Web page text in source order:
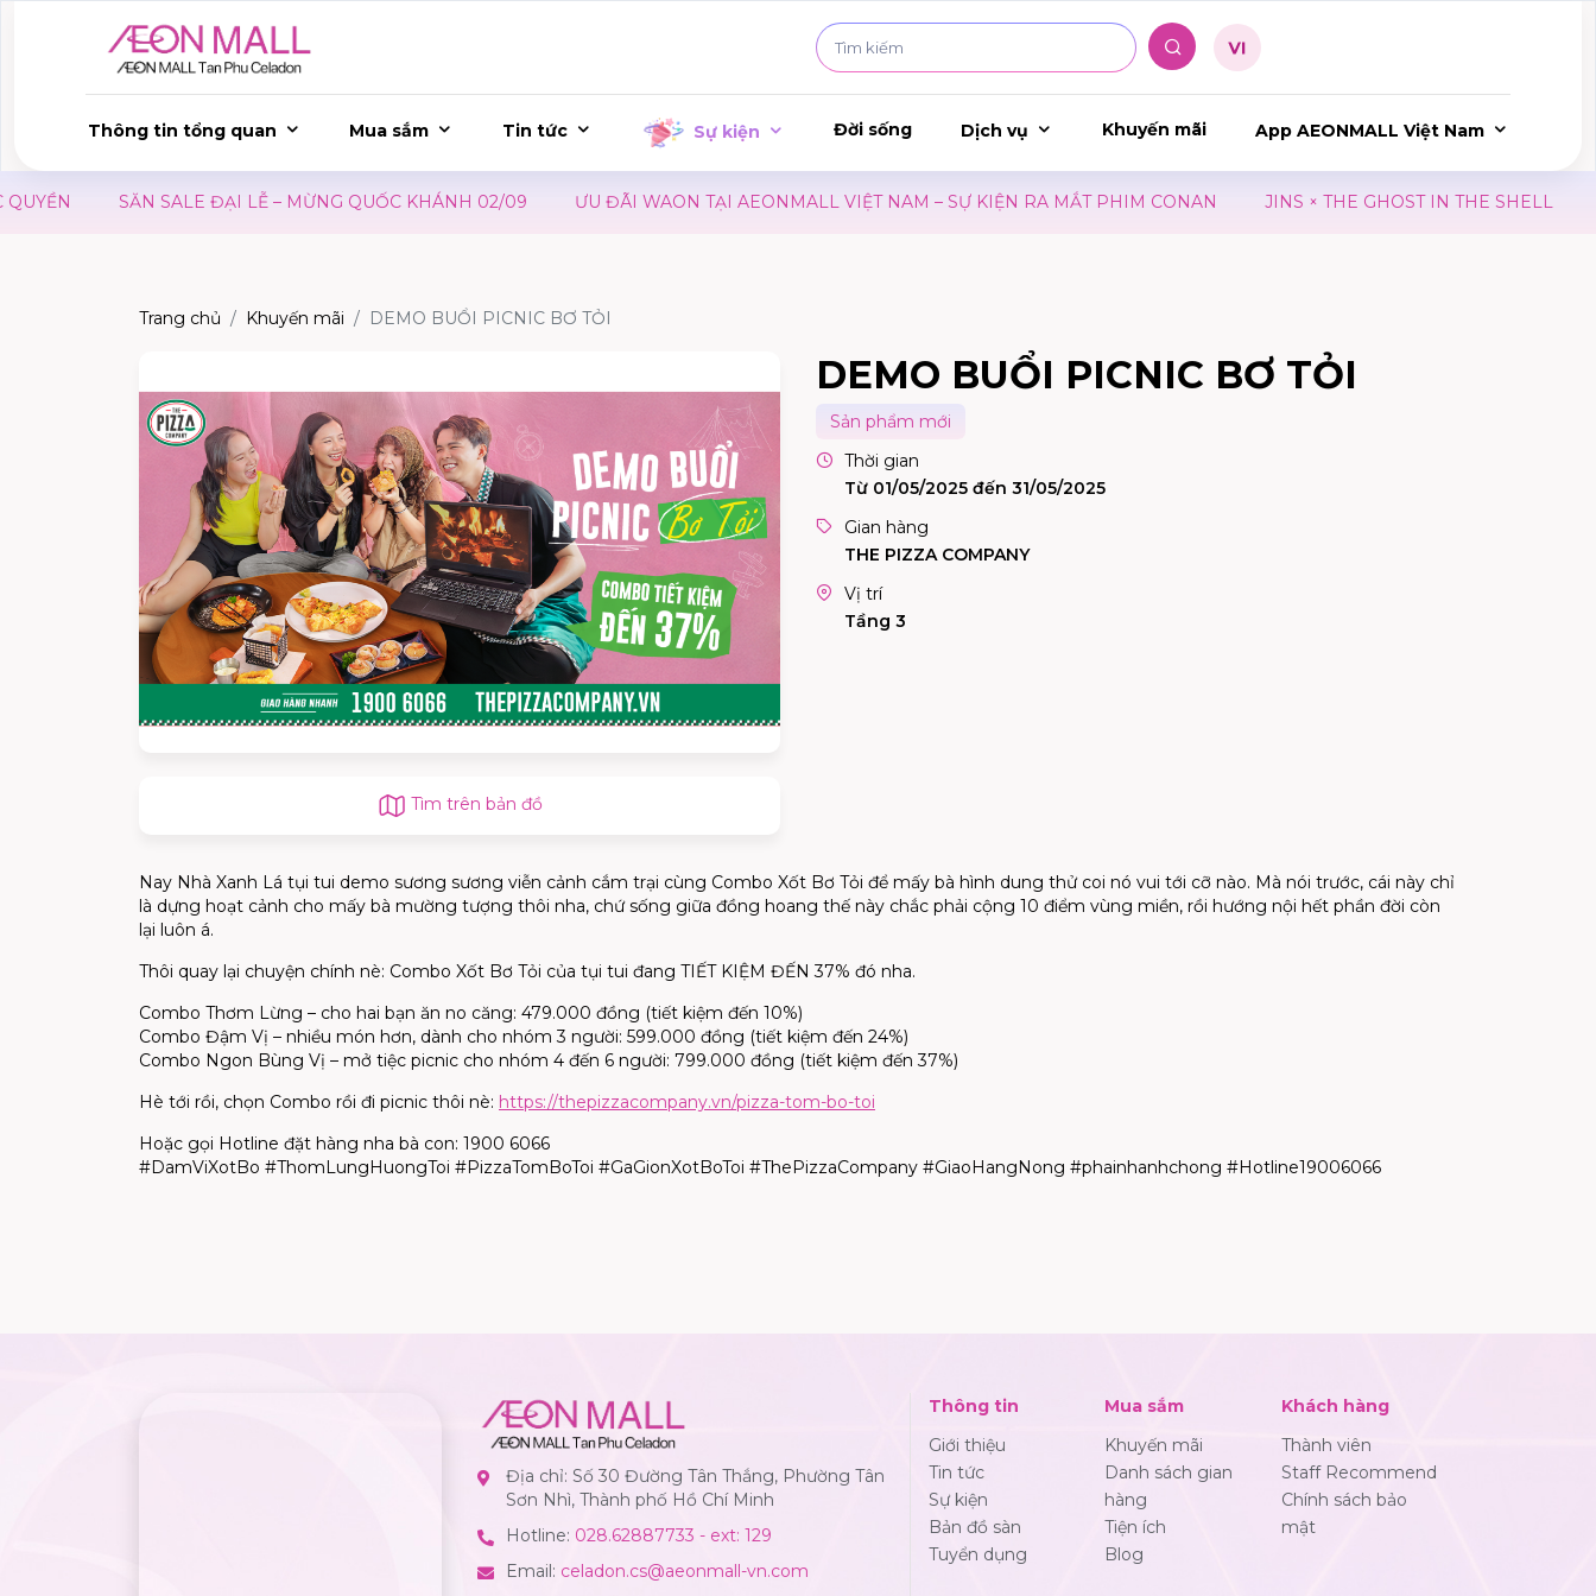
Thông tin tổng quan Mua sắm Tin tức Sự kiện Đời sống Dịch vụ Khuyến mãi App AEONMALL Việt Nam
SĂN SALE ĐẠI LỄ – MỪNG QUỐC KHÁNH 02/09 ƯU ĐÃI WAON TẠI AEONMALL VIỆT NAM – SỰ KIỆN RA MẮT PHIM CONAN JINS × THE GHOST IN THE SHELL
Trang chủ Khuyến mãi DEMO BUỔI PICNIC BƠ TỎI
Tìm trên bản đồ
DEMO BUỔI PICNIC BƠ TỎI
Sản phẩm mới
Thời gian
Từ 01/05/2025 đến 31/05/2025
Gian hàng
THE PIZZA COMPANY
Vị trí
Tầng 3
Nay Nhà Xanh Lá tụi tui demo sương sương viễn cảnh cắm trại cùng Combo Xốt Bơ Tỏi để mấy bà hình dung thử coi nó vui tới cỡ nào. Mà nói trước, cái này chỉ
là dựng hoạt cảnh cho mấy bà mường tượng thôi nha, chứ sống giữa đồng hoang thế này chắc phải cộng 10 điểm vùng miền, rồi hướng nội hết phần đời còn
lại luôn á.
Thôi quay lại chuyện chính nè: Combo Xốt Bơ Tỏi của tụi tui đang TIẾT KIỆM ĐẾN 37% đó nha.
Combo Thơm Lừng – cho hai bạn ăn no căng: 479.000 đồng (tiết kiệm đến 10%)
Combo Đậm Vị – nhiều món hơn, dành cho nhóm 3 người: 599.000 đồng (tiết kiệm đến 24%)
Combo Ngon Bùng Vị – mở tiệc picnic cho nhóm 4 đến 6 người: 799.000 đồng (tiết kiệm đến 37%)
Hè tới rồi, chọn Combo rồi đi picnic thôi nè: https://thepizzacompany.vn/pizza-tom-bo-toi
Hoặc gọi Hotline đặt hàng nha bà con: 1900 6066
#DamViXotBo #ThomLungHuongToi #PizzaTomBoToi #GaGionXotBoToi #ThePizzaCompany #GiaoHangNong #phainhanhchong #Hotline19006066
Địa chỉ: Số 30 Đường Tân Thắng, Phường Tân
Sơn Nhì, Thành phố Hồ Chí Minh
Hotline: 028.62887733 - ext: 129
Email: celadon.cs@aeonmall-vn.com
Thông tin
Giới thiệu
Tin tức
Sự kiện
Bản đồ sàn
Tuyển dụng
Mua sắm
Khuyến mãi
Danh sách gian
hàng
Tiện ích
Blog
Khách hàng
Thành viên
Staff Recommend
Chính sách bảo
mật